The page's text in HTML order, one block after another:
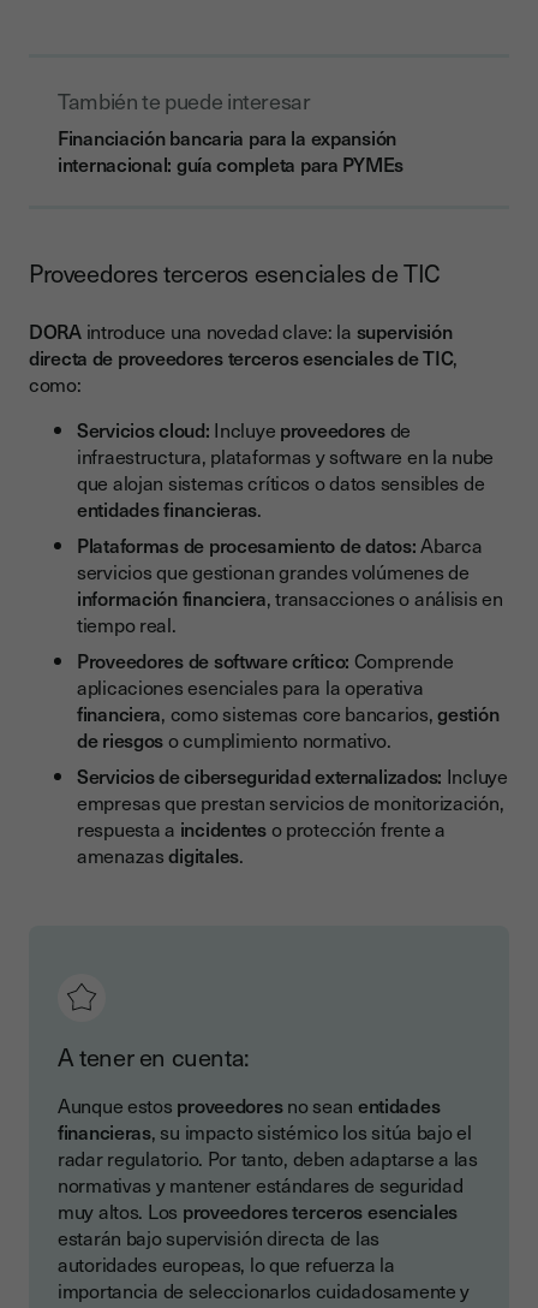
También te puede interesar
Financiación bancaria para la expansión
internacional: guía completa para PYMEs
Proveedores terceros esenciales de TIC
DORAintroduce una novedad clave: la supervisión
directa de proveedores terceros esenciales de TIC,
como:
Servicios cloud: Incluye proveedoresde
infraestructura, plataformas y software en la nube
que alojan sistemas críticos o datos sensibles de
entidades financieras.
Plataformas de procesamiento de datos:Abarca
servicios que gestionan grandes volúmenes de
informaciónfinanciera, transacciones o análisis en
tiempo real.
Proveedores de software crítico: Comprende
aplicaciones esenciales para la operativa
financiera, como sistemas core bancarios,gestión
de riesgoso cumplimiento normativo.
Servicios de ciberseguridad externalizados: Incluye
empresas que prestan servicios de monitorización,
respuesta a incidenteso protección frente a
amenazasdigitales.
A tener en cuenta:
Aunque estos proveedoresno sean entidades
financieras, su impacto sistémico los sitúa bajo el
radar regulatorio. Por tanto, deben adaptarse a las
normativas y mantener estándares de seguridad
muy altos. Los proveedores terceros esenciales
estarán bajo supervisión directa de las
autoridades europeas, lo que refuerza la
importancia de seleccionarlos cuidadosamente y